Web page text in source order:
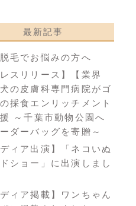
最新記事
毛でお悩みの方へ
レスリリース】【業界
の皮膚科専門病院がゴ
採食エンリッチメント
～千葉市動物公園へ
ダーバッグを寄贈～
ディア出演】「ネコいぬ
ショー」に出演しまし
ディア掲載】ワンちゃん